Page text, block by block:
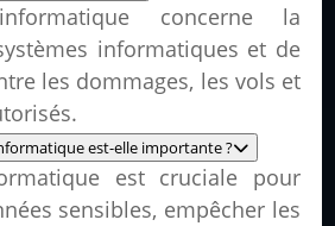
concerne la
informatiques et de
les dommages, les vols et
est-elle importante ?
est cruciale pour
sensibles, empêcher les